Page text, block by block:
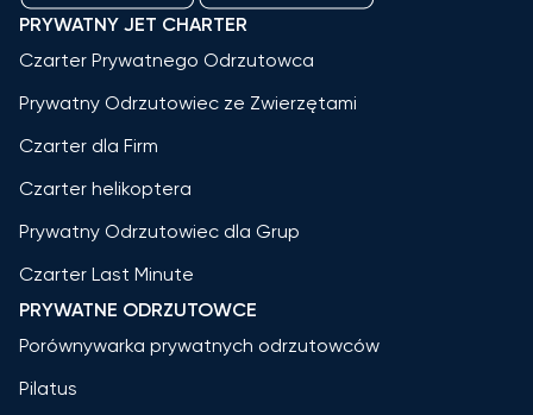
PRYWATNY JET CHARTER
Czarter Prywatnego Odrzutowca
Prywatny Odrzutowiec ze Zwierzętami
Czarter dla Firm
Czarter helikoptera
Prywatny Odrzutowiec dla Grup
Czarter Last Minute
PRYWATNE ODRZUTOWCE
Porównywarka prywatnych odrzutowców
Pilatus